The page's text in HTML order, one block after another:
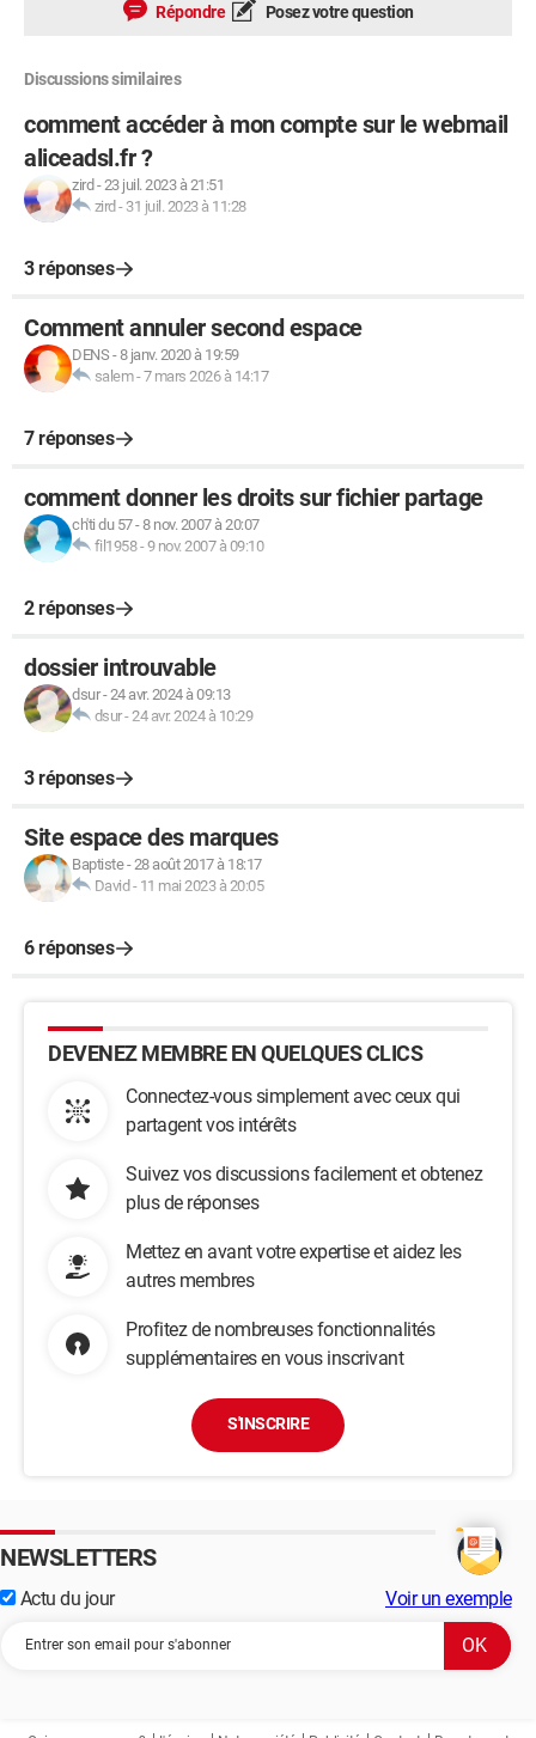
Répondre Posez votre question
Discussions similaires
comment accéder à mon compte sur le webmail
aliceadsl.fr ?
zird-23 juil. 2023 à 21:51
zird- 31 juil. 2023 à 11:28
3 réponses
Comment annuler second espace
DENS -8 janv. 2020 à 19:59
salem-7 mars 2026 à 14:17
7 réponses
comment donner les droits sur fichier partage
ch'ti du 57-8 nov. 2007 à 20:07
fil1958-9 nov. 2007 à 09:10
2 réponses
dossier introuvable
dsur-24 avr. 2024 à 09:13
dsur-24 avr. 2024 à 10:29
3 réponses
Site espace des marques
Baptiste-28 août 2017 à 18:17
David- 11 mai 2023 à 20:05
6 réponses
DEVENEZ MEMBRE EN QUELQUES CLICS
Connectez-vous simplement avec ceux qui
partagent vos intérêts
Suivez vos discussions facilement et obtenez
plus de réponses
Mettez en avant votre expertise et aidez les
autres membres
Profitez de nombreuses fonctionnalités
supplémentaires en vous inscrivant
S'INSCRIRE
NEWSLETTERS
Actu du jour Voir un exemple